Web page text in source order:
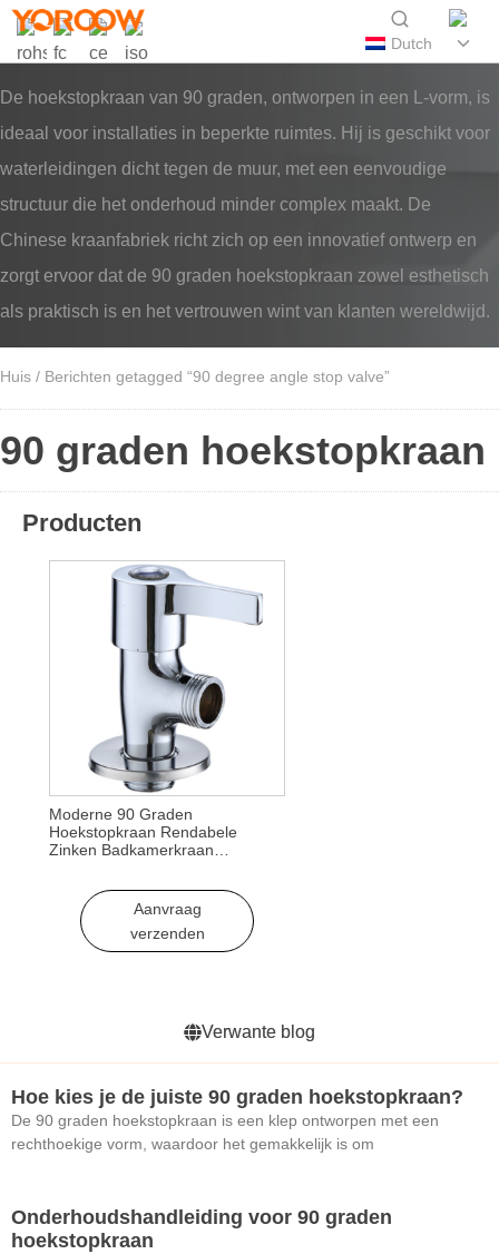
Dutch
De hoekstopkraan van 90 graden, ontworpen in een L-vorm, is
ideaal voor installaties in beperkte ruimtes. Hij is geschikt voor
waterleidingen dicht tegen de muur, met een eenvoudige
structuur die het onderhoud minder complex maakt. De
Chinese kraanfabriek richt zich op een innovatief ontwerp en
zorgt ervoor dat de 90 graden hoekstopkraan zowel esthetisch
als praktisch is en het vertrouwen wint van klanten wereldwijd.
Huis / Berichten getagged “90 degree angle stop valve”
90 graden hoekstopkraan
Producten
Moderne 90 Graden
Hoekstopkraan Rendabele
Zinken Badkamerkraan
Aanvraag
verzenden
Verwante blog
Hoe kies je de juiste 90 graden hoekstopkraan?
De 90 graden hoekstopkraan is een klep ontworpen met een
rechthoekige vorm, waardoor het gemakkelijk is om
Onderhoudshandleiding voor 90 graden
hoekstopkraan